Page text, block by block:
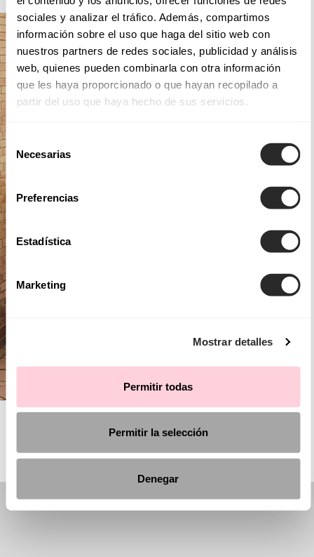
sociales y analizar el tráfico. Además, compartimos
información sobre el uso que haga del sitio web con
nuestros partners de redes sociales, publicidad y análisis
web, quienes pueden combinarla con otra información
que les haya proporcionado o que hayan recopilado a
partir del uso que haya hecho de sus servicios.
Selección
de
consentimiento
Necesarias
Preferencias
Estadística
Marketing
Mostrar detalles
Permitir todas
Permitir la selección
Denegar
AIRE ROYALE